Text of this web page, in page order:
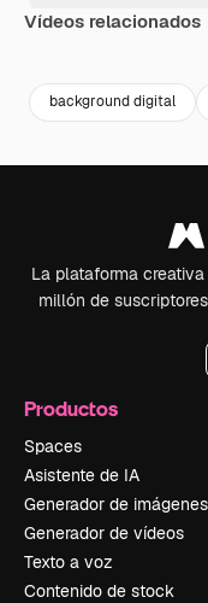
Vídeos relacionados
background digital
La plataforma
millón de
Productos
Spaces
Asistente de IA
Generador de imágenes
Generador de vídeos
Texto a voz
Contenido de stock